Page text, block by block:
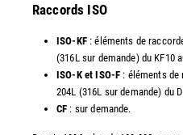
Raccords ISO
ISO-KF: éléments de
(316L sur demande) du KF10
ISO-K et ISO-F : éléments de
204L (316L sur demande) du
CF : sur demande.